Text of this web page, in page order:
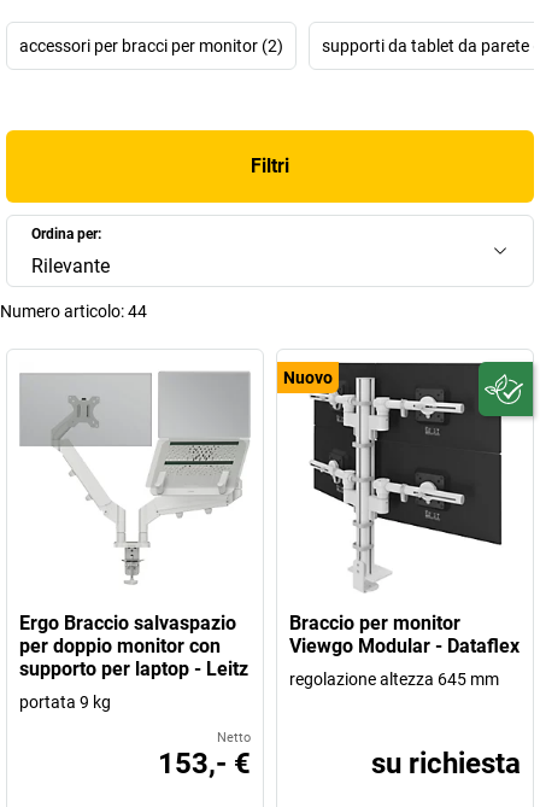
accessori per bracci per monitor (2) supporti da tablet da parete
Filtri
Ordina per:
Rilevante
Numero articolo:44
Ergo Braccio salvaspazio
per doppio monitor con
supporto per laptop - Leitz
portata 9 kg
Netto
153,- €
Nuovo
Braccio per monitor
Viewgo Modular - Dataflex
regolazione altezza 645 mm
su richiesta